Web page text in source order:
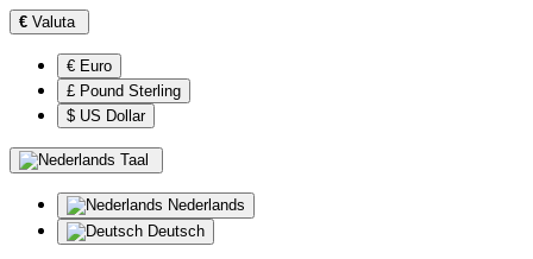
€ Valuta
€ Euro
£ Pound Sterling
$ US Dollar
Taal
Nederlands
Deutsch